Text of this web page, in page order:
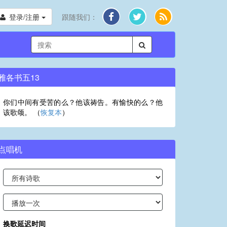
登录/注册 跟随我们：
各书五13
你们中间有受苦的么？他该祷告。有愉快的么？他
该歌颂。 （恢复本）
唱机
换歌延迟时间